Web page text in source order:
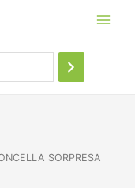
SORPRESA